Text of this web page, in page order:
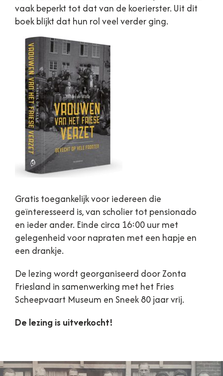
vaak beperkt tot dat van de koerierster. Uit dit
boek blijkt dat hun rol veel verder ging.
Gratis toegankelijk voor iedereen die
geïnteresseerd is, van scholier tot pensionado
en ieder ander. Einde circa 16:00 uur met
gelegenheid voor napraten met een hapje en
een drankje.
De lezing wordt georganiseerd door Zonta
Friesland in samenwerking met het Fries
Scheepvaart Museum en Sneek 80 jaar vrij.
De lezing is uitverkocht!